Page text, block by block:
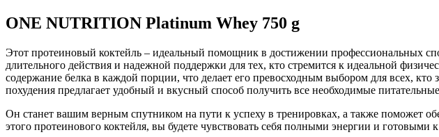
ONE NUTRITION Platinum Whey 750 g
Этот протеиновый коктейль – идеальный помощник в достижении профессиональных
длительного действия и надежной поддержки для тех, кто стремится к идеальной
содержание белка в каждой порции, что делает его превосходным выбором для всех,
похудения предлагает удобный и вкусный способ получить все необходимые
Он станет вашим верным спутником на пути к успеху в тренировках, а также поможет
этого протеинового коктейля, вы будете чувствовать себя полными энергии и готовыми